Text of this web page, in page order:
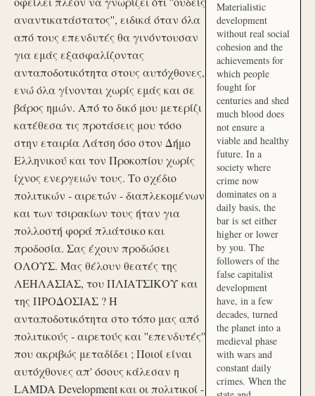
αναντικατάστατος'', ειδικά όταν όλα
από τους επενδυτές θα γινόντουσαν
για εμάς εξασφαλίζοντας
ανταποδοτικότητα στους αυτόχθονες,
ενώ όλα γίνονται χωρίς εμάς και σε
βάρος ημών. Από το δικό μου μετερίζι
κατέθεσα τις προτάσεις μου τόσο
στην εταιρία Λάτση όσο στον Δήμο
Ελληνικού και τον Προκοπίου χωρίς
ίχνος ενεργειών τους. Το σχέδιο
πολιτικών - αιρετών - διαπλεκομένων
και των τσιρακίων τους ήταν για
πολλοστή φορά πλιάτσικο και
προδοσία. Σας έχουν προδώσει
ΟΛΟΥΣ. Μας θέλουν θεατές της
ΛΕΗΛΑΣΙΑΣ, του ΠΛΙΑΤΣΙΚΟΥ και
της ΠΡΟΔΟΣΙΑΣ ? Η
ανταποδοτικότητα στο τόπο μας από
πολιτικούς - αιρετούς και ''επενδυτές''
που ακριβώς μεταδίδει ; Ποιοί είναι
αυτόχθονες απ' όσους κάλεσαν η
LAMDA Development και οι πολιτικοί -
Materialistic
development
without real social
cohesion and the
achievements for
which people
fought for
centuries and shed
much blood does
not ensure a
viable and healthy
future. In a
society where
crime now
dominates on a
daily basis, the
bar is set either
higher or lower
by you. The
followers of the
false capitalist
development
have, in a few
decades, turned
the planet into a
medieval phase
with wars and
constant daily
crimes. When the